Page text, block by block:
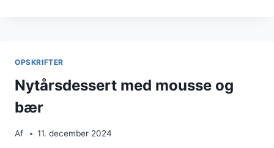
OPSKRIFTER
Nytårsdessert med mousse og
bær
Af 11. december 2024